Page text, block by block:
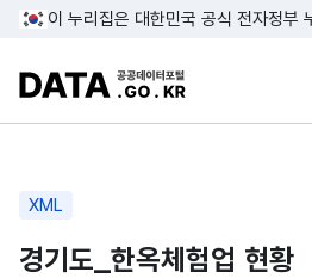
콘텐
푸터
이 누리집은 대한민국 공식 전자정부
DATA.GO.KR 공공데
XML
경기도_한옥체험업 현황